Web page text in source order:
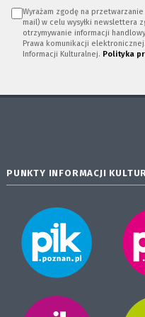
Wyrażam zgodę na
mail) w celu wysyłki newslettera
otrzymywanie informacji
Prawa komunikacji
Informacji Kulturalnej. Polityka
PUNKTY INFORMACJI